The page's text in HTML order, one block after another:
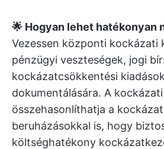
🌟 Hogyan lehet hatékonyan
Vezessen központi kockázati
pénzügyi veszteségek, jogi
kockázatcsökkentési kiadások
dokumentálására. A
összehasonlíthatja a
beruházásokkal is, hogy
költséghatékony